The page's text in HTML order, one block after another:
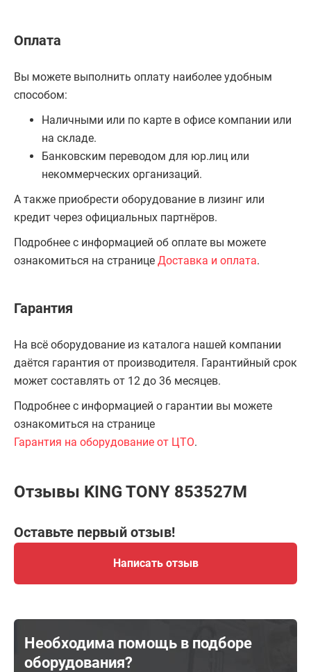
Оплата
Вы можете выполнить оплату наиболее удобным
способом:
Наличными или по карте в офисе компании или
на складе.
Банковским переводом для юр.лиц или
некоммерческих организаций.
А также приобрести оборудование в лизинг или
кредит через официальных партнёров.
Подробнее с информацией об оплате вы можете
ознакомиться на странице Доставка и оплата.
Гарантия
На всё оборудование из каталога нашей компании
даётся гарантия от производителя. Гарантийный срок
может составлять от 12 до 36 месяцев.
Подробнее с информацией о гарантии вы можете
ознакомиться на странице
Гарантия на оборудование от ЦТО.
Отзывы KING TONY 853527M
Оставьте первый отзыв!
Написать отзыв
Необходима помощь в подборе
оборудования?